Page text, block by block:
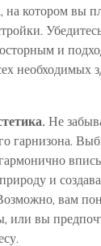
на котором вы
и
необходимых
Не
гарнизона.
и
вам
или вы